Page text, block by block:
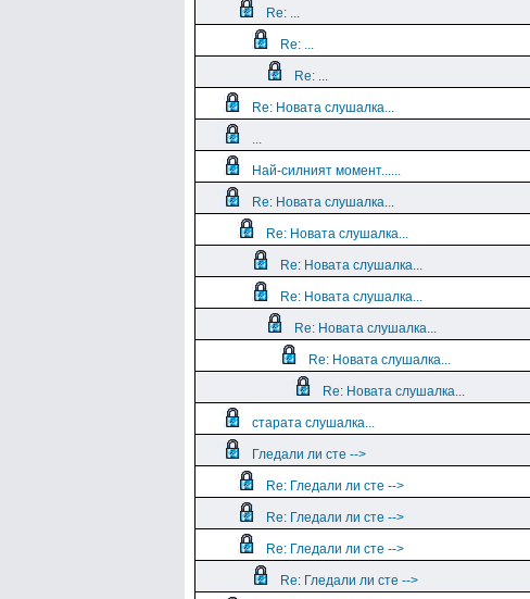
Re: ...
Re: ...
Re: ...
Re: Новата слушалка...
...
Най-силният момент......
Re: Новата слушалка...
Re: Новата слушалка...
Re: Новата слушалка...
Re: Новата слушалка...
Re: Новата слушалка...
Re: Новата слушалка...
Re: Новата слушалка...
старата слушалка...
Гледали ли сте -->
Re: Гледали ли сте -->
Re: Гледали ли сте -->
Re: Гледали ли сте -->
Re: Гледали ли сте -->